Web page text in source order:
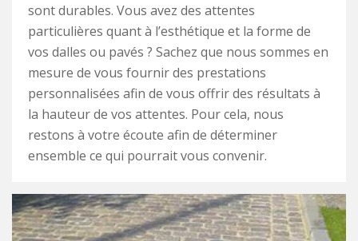
sont durables. Vous avez des attentes
particulières quant à l’esthétique et la forme de
vos dalles ou pavés ? Sachez que nous sommes en
mesure de vous fournir des prestations
personnalisées afin de vous offrir des résultats à
la hauteur de vos attentes. Pour cela, nous
restons à votre écoute afin de déterminer
ensemble ce qui pourrait vous convenir.